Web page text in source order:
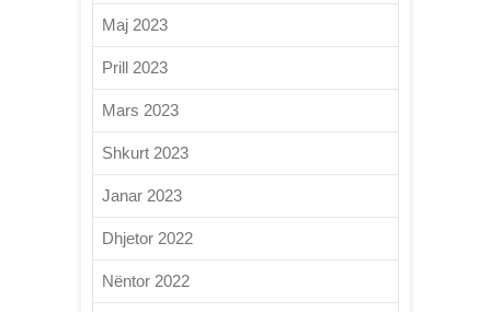
Maj 2023
Prill 2023
Mars 2023
Shkurt 2023
Janar 2023
Dhjetor 2022
Nëntor 2022